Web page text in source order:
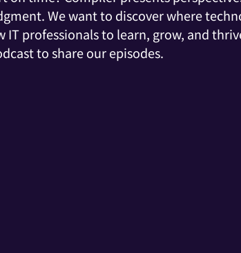
We want to discover where
professionals to learn, grow, and
to share our episodes.